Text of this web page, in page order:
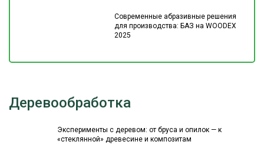
Современные абразивные решения
для производства: БАЗ на WOODEX
2025
Деревообработка
Эксперименты с деревом: от бруса и опилок — к
«стеклянной» древесине и композитам